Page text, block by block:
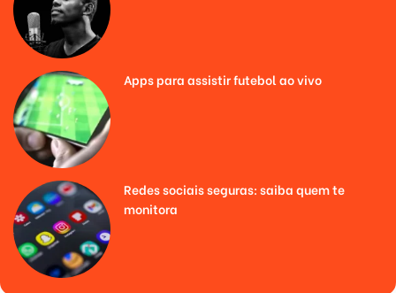
Apps para assistir futebol ao vivo
Redes sociais seguras: saiba quem te
monitora